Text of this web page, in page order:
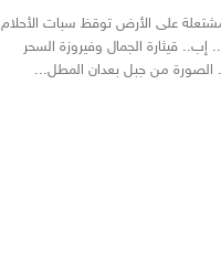
على الأرض توقظ سبات الأحلام
قيثارة الجمال وفيروزة السحر
الصورة من جبل بعدان المطل...